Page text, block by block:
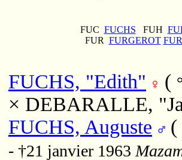
FUC FUCHS FUH
FUR FURGEROT
FUCHS, "Edith" (
× DEBARALLE,
FUCHS, Auguste
(
- †21 janvier 1963